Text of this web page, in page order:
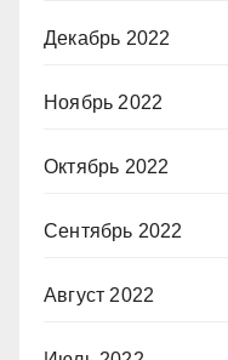
Декабрь 2022
Ноябрь 2022
Октябрь 2022
Сентябрь 2022
Август 2022